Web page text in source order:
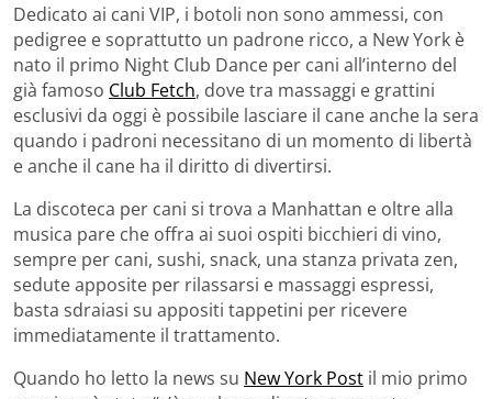
Dedicato ai cani VIP, i botoli non sono ammessi, con
pedigree e soprattutto un padrone ricco, a New York è
nato il primo Night Club Dance per cani all’interno del
già famoso Club Fetch, dove tra massaggi e grattini
esclusivi da oggi è possibile lasciare il cane anche la sera
quando i padroni necessitano di un momento di libertà
e anche il cane ha il diritto di divertirsi.
La discoteca per cani si trova a Manhattan e oltre alla
musica pare che offra ai suoi ospiti bicchieri di vino,
sempre per cani, sushi, snack, una stanza privata zen,
sedute apposite per rilassarsi e massaggi espressi,
basta sdraiasi su appositi tappetini per ricevere
immediatamente il trattamento.
Quando ho letto la news su New York Post il mio primo